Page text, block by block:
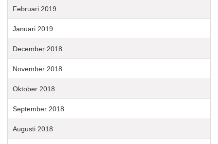
Februari 2019
Januari 2019
December 2018
November 2018
Oktober 2018
September 2018
Augusti 2018